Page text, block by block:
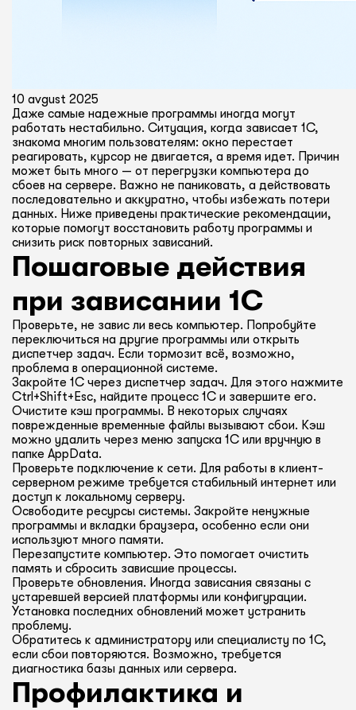
10 avgust 2025
Даже самые надежные программы иногда могут
работать нестабильно. Ситуация, когда зависает 1С,
знакома многим пользователям: окно перестает
реагировать, курсор не двигается, а время идет. Причин
может быть много — от перегрузки компьютера до
сбоев на сервере. Важно не паниковать, а действовать
последовательно и аккуратно, чтобы избежать потери
данных. Ниже приведены практические рекомендации,
которые помогут восстановить работу программы и
снизить риск повторных зависаний.
Пошаговые действия
при зависании 1С
Проверьте, не завис ли весь компьютер. Попробуйте
переключиться на другие программы или открыть
диспетчер задач. Если тормозит всё, возможно,
проблема в операционной системе.
Закройте 1С через диспетчер задач. Для этого нажмите
Ctrl+Shift+Esc, найдите процесс 1С и завершите его.
Очистите кэш программы. В некоторых случаях
поврежденные временные файлы вызывают сбои. Кэш
можно удалить через меню запуска 1С или вручную в
папке AppData.
Проверьте подключение к сети. Для работы в клиент-
серверном режиме требуется стабильный интернет или
доступ к локальному серверу.
Освободите ресурсы системы. Закройте ненужные
программы и вкладки браузера, особенно если они
используют много памяти.
Перезапустите компьютер. Это помогает очистить
память и сбросить зависшие процессы.
Проверьте обновления. Иногда зависания связаны с
устаревшей версией платформы или конфигурации.
Установка последних обновлений может устранить
проблему.
Обратитесь к администратору или специалисту по 1С,
если сбои повторяются. Возможно, требуется
диагностика базы данных или сервера.
Профилактика и